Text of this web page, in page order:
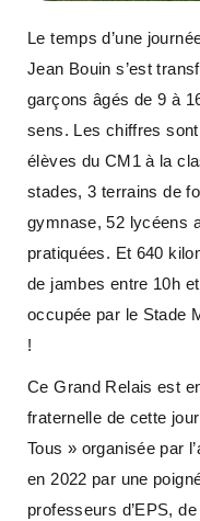
Le temps d’une
Jean Bouin s’est
garçons âgés de 9 à
sens. Les chiffres
élèves du CM1 à la
stades, 3 terrains de
gymnase, 52 lycéens
pratiquées. Et 640
de jambes entre 10h
occupée par le Stade
!
Ce Grand Relais est
fraternelle de cette
Tous » organisée par
en 2022 par une
professeurs d’EPS,